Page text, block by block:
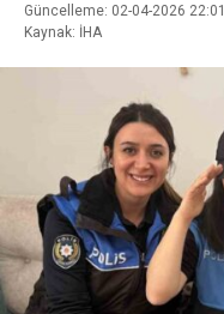
Güncelleme: 02-04-2026 22:01
Kaynak: İHA